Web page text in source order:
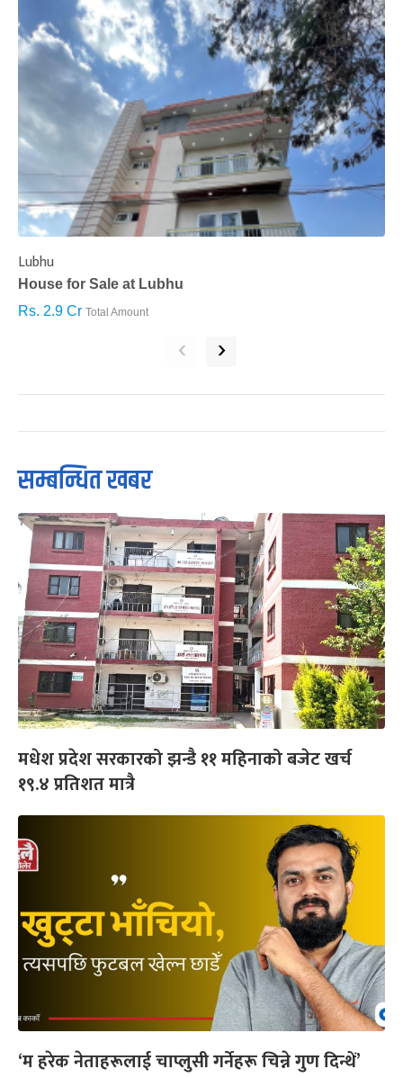
Lubhu
House for Sale at Lubhu
Rs. 2.9 Cr Total Amount
‹ ›
सम्बन्धित खबर
मधेश प्रदेश सरकारको झन्डै ११ महिनाको बजेट खर्च
१९.४ प्रतिशत मात्रै
‘म हरेक नेताहरूलाई चाप्लुसी गर्नेहरू चिन्ने गुण दिन्थें’